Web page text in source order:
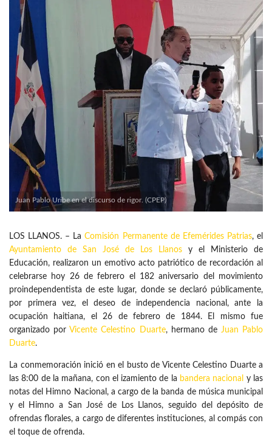
Juan Pablo Uribe en el discurso de rigor. (CPEP)
LOS LLANOS. – LaComisión Permanente de Efemérides Patrias, el
Ayuntamiento de San José de Los Llanos y el Ministerio de
Educación, realizaron un emotivo acto patriótico de recordación al
celebrarse hoy 26 de febrero el 182 aniversario del movimiento
proindependentista de este lugar, donde se declaró públicamente,
por primera vez, el deseo de independencia nacional, ante la
ocupación haitiana, el 26 de febrero de 1844. El mismo fue
organizado porVicente Celestino Duarte, hermano de Juan Pablo
Duarte.
La conmemoración inició en el busto de Vicente Celestino Duarte a
las 8:00 de la mañana, con el izamiento de la bandera nacional
y las
notas del Himno Nacional, a cargo de la banda de música municipal
y el Himno a San José de Los Llanos, seguido del depósito de
ofrendas florales, a cargo de diferentes instituciones, al compás con
el toque de ofrenda.